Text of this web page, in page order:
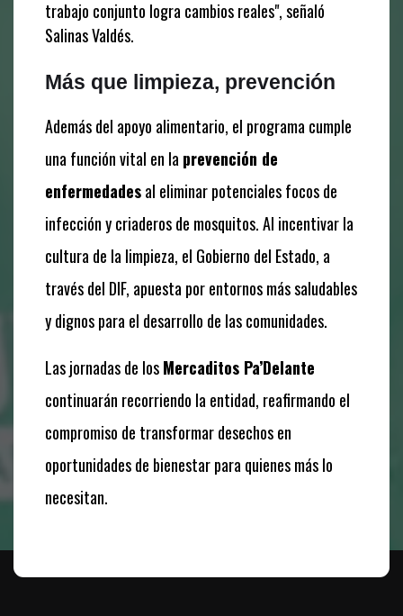
trabajo conjunto logra cambios reales", señaló
Salinas Valdés.
Más que limpieza, prevención
Además del apoyo alimentario, el programa cumple
una función vital en laprevención de
enfermedadesal eliminar potenciales focos de
infección y criaderos de mosquitos. Al incentivar la
cultura de la limpieza, el Gobierno del Estado, a
través del DIF, apuesta por entornos más saludables
y dignos para el desarrollo de las comunidades.
Las jornadas de losMercaditos Pa’Delante
continuarán recorriendo la entidad, reafirmando el
compromiso de transformar desechos en
oportunidades de bienestar para quienes más lo
necesitan.